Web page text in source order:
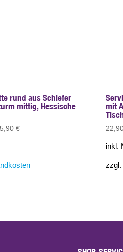
rund aus Schiefer
mittig, Hessische
€
mit
inkl.
zzgl.